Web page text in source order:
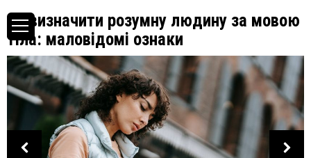
Як визначити розумну людину за мовою
тіла: маловідомі ознаки